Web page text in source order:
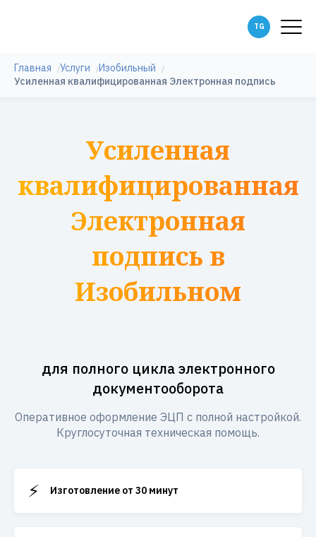
Главная Услуги
Изобильный
Усиленная квалифицированная Электронная подпись
Усиленная
квалифицированная
Электронная
подпись в
Изобильном
для полного цикла электронного
документооборота
Оперативное оформление ЭЦП с полной настройкой.
Круглосуточная техническая помощь.
⚡ Изготовление от 30 минут